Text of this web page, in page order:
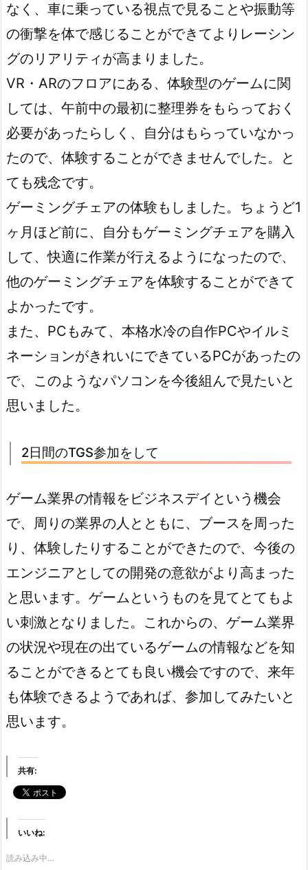
なく、車に乗っている視点で見ることや振動等
の衝撃を体で感じることができてよりレーシン
グのリアリティが高まりました。
VR・ARのフロアにある、体験型のゲームに関
しては、午前中の最初に整理券をもらっておく
必要があったらしく、自分はもらっていなかっ
たので、体験することができませんでした。と
ても残念です。
ゲーミングチェアの体験もしました。ちょうど1
ヶ月ほど前に、自分もゲーミングチェアを購入
して、快適に作業が行えるようになったので、
他のゲーミングチェアを体験することができて
よかったです。
また、PCもみて、本格水冷の自作PCやイルミ
ネーションがきれいにできているPCがあったの
で、このようなパソコンを今後組んで見たいと
思いました。
2日間のTGS参加をして
ゲーム業界の情報をビジネスデイという機会
で、周りの業界の人とともに、ブースを周った
り、体験したりすることができたので、今後の
エンジニアとしての開発の意欲がより高まった
と思います。ゲームというものを見てとてもよ
い刺激となりました。これからの、ゲーム業界
の状況や現在の出ているゲームの情報などを知
ることができるとても良い機会ですので、来年
も体験できるようであれば、参加してみたいと
思います。
共有:
いいね:
読み込み中…